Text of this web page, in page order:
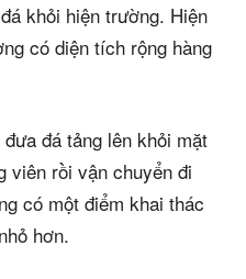
khỏi hiện trường. Hiện
có diện tích rộng hàng
đá tảng lên khỏi mặt
viên rồi vận chuyển đi
có một điểm khai thác
hơn.